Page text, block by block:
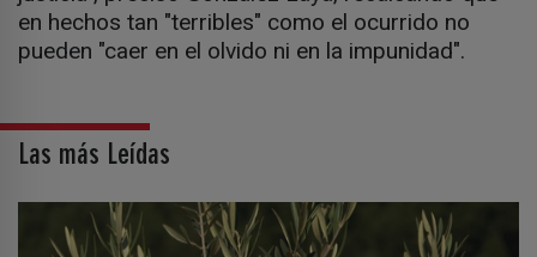
en hechos tan "terribles" como el ocurrido no
pueden "caer en el olvido ni en la impunidad".
Las más Leídas